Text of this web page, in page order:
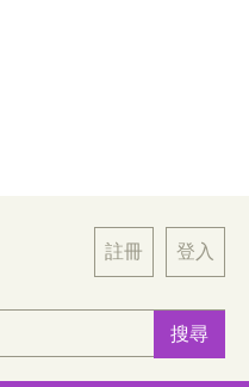
註冊 登入